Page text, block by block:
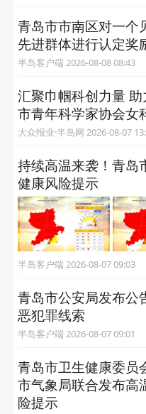
青岛市市南区对一个
先进群体进行认定奖
半岛客户端 2026-08-08 08:43
汇聚巾帼科创力量
市青年科学家协会女
大众报业·半岛网 2026-08-07
持续高温来袭！青岛
健康风险提示
半岛客户端 2026-08-07 09:03
青岛市公安局发布公
恶犯罪线索
半岛客户端 2026-08-07 09:01
青岛市卫生健康委员
市气象局联合发布高
险提示